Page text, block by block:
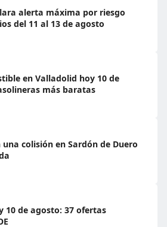
alerta máxima por riesgo
del 11 al 13 de agosto
en Valladolid hoy 10 de
más baratas
colisión en Sardón de Duero
10 de agosto: 37 ofertas